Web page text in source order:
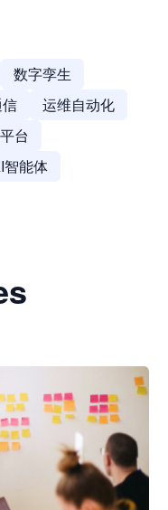
数字孪生
运维自动化
台
智能体